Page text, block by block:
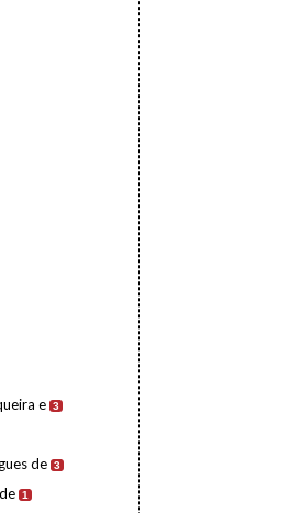
e 3
de 3
1